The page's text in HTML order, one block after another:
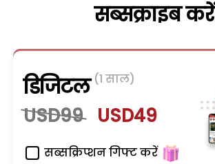
सब्सक्राइब करें
डिजिटल (1 साल)
USD99 USD49
सब्सक्रिप्शन गिफ्ट करें